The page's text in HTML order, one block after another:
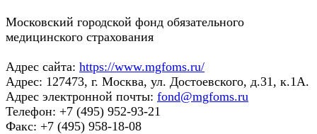
Московский городской фонд обязательного
медицинского страхования
Адрес сайта: https://www.mgfoms.ru/
Адрес: 127473, г. Москва, ул. Достоевского, д.31, к.1А.
Адрес электронной почты: fond@mgfoms.ru
Телефон: +7 (495) 952-93-21
Факс: +7 (495) 958-18-08